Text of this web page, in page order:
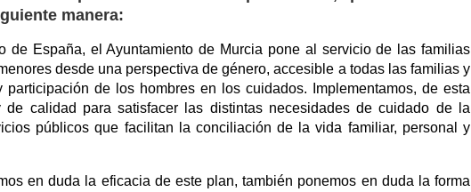
manera:
de España, el Ayuntamiento de Murcia pone al servicio de las familias
desde una perspectiva de género, accesible a todas las familias y
de los hombres en los cuidados. Implementamos, de esta
de calidad para satisfacer las distintas necesidades de cuidado de la
públicos que facilitan la conciliación de la vida familiar, personal y
en duda la eficacia de este plan, también ponemos en duda la forma